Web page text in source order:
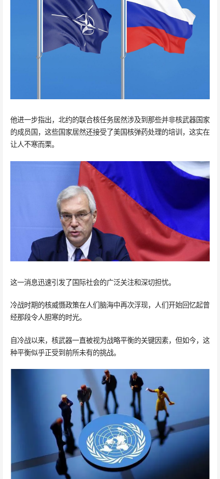
他进一步指出，北约的联合核任务居然涉及到那些并非核武器国家
的成员国，这些国家居然还接受了美国核弹药处理的培训，这实在
让人不寒而栗。
这一消息迅速引发了国际社会的广泛关注和深切担忧。
冷战时期的核威慑政策在人们脑海中再次浮现，人们开始回忆起曾
经那段令人胆寒的时光。
自冷战以来，核武器一直被视为战略平衡的关键因素，但如今，这
种平衡似乎正受到前所未有的挑战。